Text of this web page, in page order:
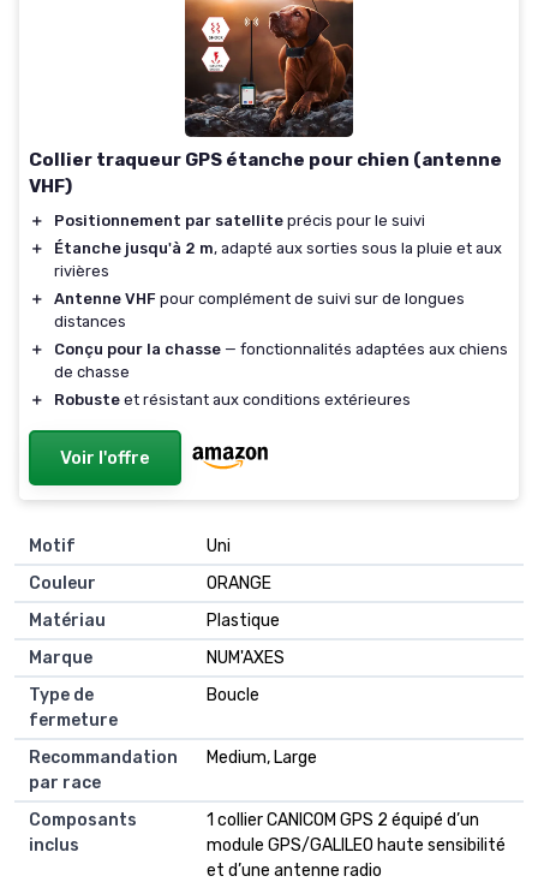
Collier traqueur GPS étanche pour chien (antenne
VHF)
＋ Positionnement par satellite précis pour le suivi
＋
Étanche jusqu'à 2 m, adapté aux sorties sous la pluie et aux
rivières
＋
Antenne VHF pour complément de suivi sur de longues
distances
＋
Conçu pour la chasse — fonctionnalités adaptées aux chiens
de chasse
＋
Robuste et résistant aux conditions extérieures
Voir l'offre
Motif
Uni
Couleur
ORANGE
Matériau
Plastique
Marque
NUM'AXES
Type de
fermeture
Boucle
Recommandation
par race
Medium, Large
Composants
inclus
1 collier CANICOM GPS 2 équipé d’un
module GPS/GALILEO haute sensibilité
et d’une antenne radio